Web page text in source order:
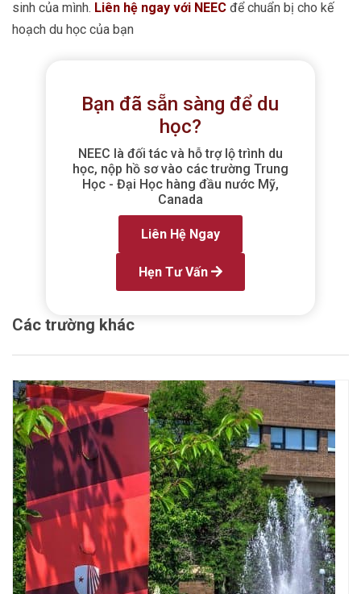
sinh của mình. Liên hệ ngay với NEEC để chuẩn bị cho kế
hoạch du học của bạn
Bạn đã sẵn sàng để du
học?
NEEC là đối tác và hỗ trợ lộ trình du
học, nộp hồ sơ vào các trường Trung
Học - Đại Học hàng đầu nước Mỹ,
Canada
Liên Hệ Ngay
Hẹn Tư Vấn
Các trường khác